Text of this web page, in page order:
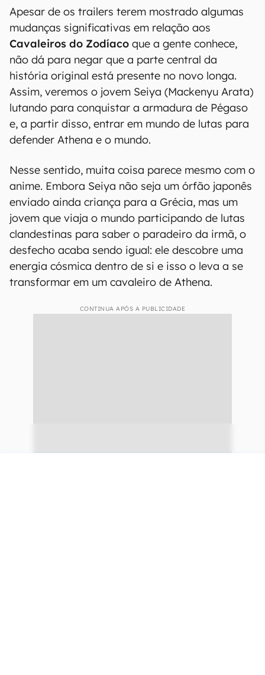
Apesar de os trailers terem mostrado algumas
mudanças significativas em relação aos
Cavaleiros do Zodíaco que a gente conhece,
não dá para negar que a parte central da
história original está presente no novo longa.
Assim, veremos o jovem Seiya (Mackenyu Arata)
lutando para conquistar a armadura de Pégaso
e, a partir disso, entrar em mundo de lutas para
defender Athena e o mundo.
Nesse sentido, muita coisa parece mesmo com o
anime. Embora Seiya não seja um órfão japonês
enviado ainda criança para a Grécia, mas um
jovem que viaja o mundo participando de lutas
clandestinas para saber o paradeiro da irmã, o
desfecho acaba sendo igual: ele descobre uma
energia cósmica dentro de si e isso o leva a se
transformar em um cavaleiro de Athena.
CONTINUA APÓS A PUBLICIDADE